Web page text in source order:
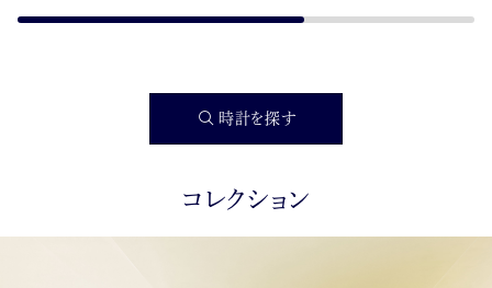
時計を探す
コレクション